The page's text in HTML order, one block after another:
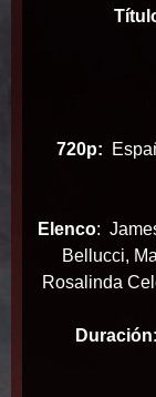
720p:
Elenco:
Bellucci,
Rosalinda
Duración